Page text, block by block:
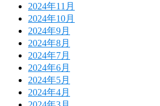
2024年11月
2024年10月
2024年9月
2024年8月
2024年7月
2024年6月
2024年5月
2024年4月